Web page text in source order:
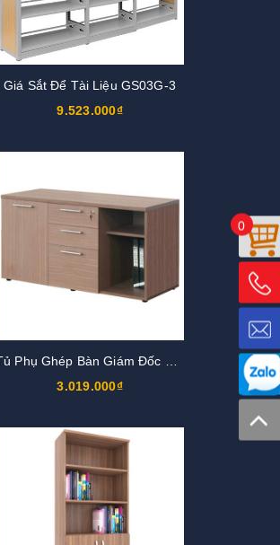
Giá Sắt Để Tài Liệu GS03G-3
9.523.000₫
3.019.000₫
0